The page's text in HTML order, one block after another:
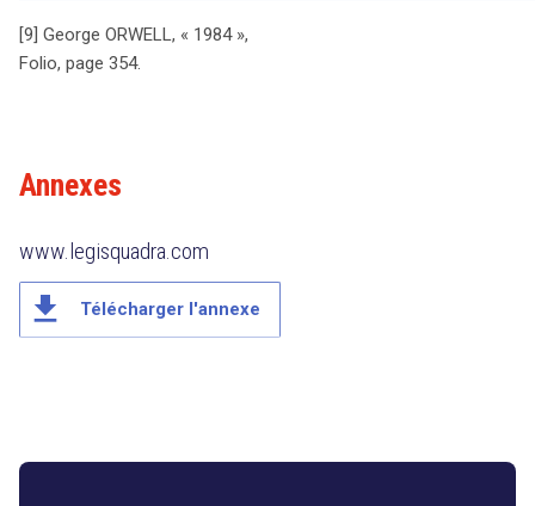
[9] George ORWELL, « 1984 »,
Folio, page 354.
Annexes
www.legisquadra.com
file_download Télécharger l'annexe